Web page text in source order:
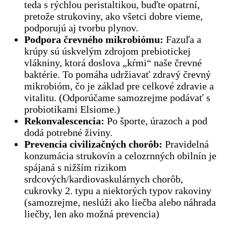
teda s rýchlou peristaltikou, buďte opatrní,
pretože strukoviny, ako všetci dobre vieme,
podporujú aj tvorbu plynov.
Podpora črevného mikrobiómu: Fazuľa a
krúpy sú úskvelým zdrojom prebiotickej
vlákniny, ktorá doslova „kŕmi“ naše črevné
baktérie. To pomáha udržiavať zdravý črevný
mikrobióm, čo je základ pre celkové zdravie a
vitalitu. (Odporúčame samozrejme podávať s
probiotikami Elsiome.)
Rekonvalescencia: Po športe, úrazoch a pod
dodá potrebné živiny.
Prevencia civilizačných chorôb: Pravidelná
konzumácia strukovín a celozrnných obilnín je
spájaná s nižším rizikom
srdcových/kardiovaskulárnych chorôb,
cukrovky 2. typu a niektorých typov rakoviny
(samozrejme, neslúži ako liečba alebo náhrada
liečby, len ako možná prevencia)